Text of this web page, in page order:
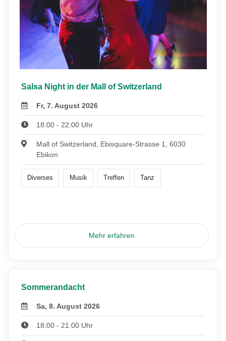
Salsa Night in der Mall of Switzerland
Fr, 7. August 2026
18:00 - 22:00 Uhr
Mall of Switzerland, Ebisquare-Strasse 1, 6030
Ebikon
Diverses Musik Treffen Tanz
Mehr erfahren
Sommerandacht
Sa, 8. August 2026
18:00 - 21:00 Uhr